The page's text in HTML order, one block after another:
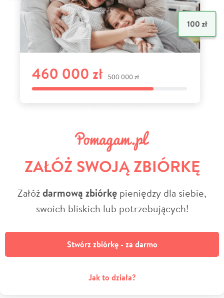
ZAŁÓŻ SWOJĄ ZBIÓRKĘ
Załóżdarmową zbiórkę pieniędzy dla siebie,
swoich bliskich lub potrzebujących!
Stwórz zbiórkę - za darmo
Jak to działa?